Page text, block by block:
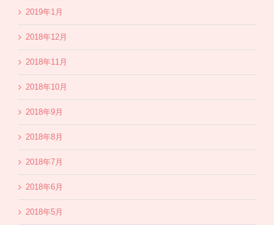
2019年1月
2018年12月
2018年11月
2018年10月
2018年9月
2018年8月
2018年7月
2018年6月
2018年5月